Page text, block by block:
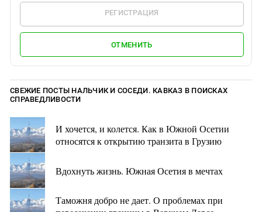
РЕГИСТРАЦИЯ
ОТМЕНИТЬ
СВЕЖИЕ ПОСТЫ НАЛЬЧИК И СОСЕДИ. КАВКАЗ В ПОИСКАХ
СПРАВЕДЛИВОСТИ
И хочется, и колется. Как в Южной Осетии
относятся к открытию транзита в Грузию
Вдохнуть жизнь. Южная Осетия в мечтах
Таможня добро не дает. О проблемах при